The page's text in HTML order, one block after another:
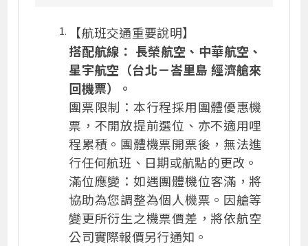
【航班交通重要說明】
搭配航線： 長榮航空、中華航空 、
星宇航空（台北－峇里島 經濟艙來
回機票）。
團票限制：本行程採用團體優惠機
票，不開放提前選位、亦不適用哩
程累積。團體機票開票後，無法進
行任何航班、日期或航點的更改。
滿位應變：如遇團體機位客滿，將
協助為您調整為個人機票。因艙等
變更所衍生之機票價差，將依航空
公司實際報價另行通知。